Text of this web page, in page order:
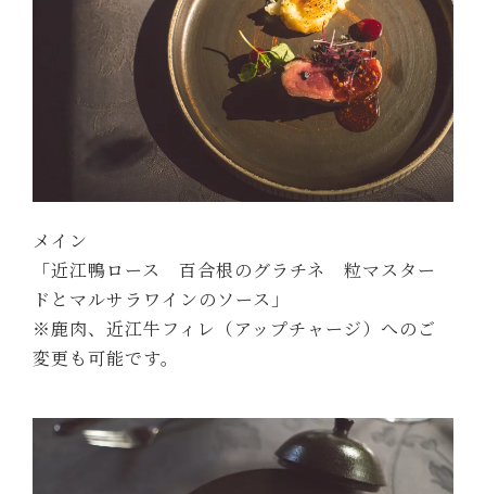
メイン
「近江鴨ロース 百合根のグラチネ 粒マスター
ドとマルサラワインのソース」
※鹿肉、近江牛フィレ（アップチャージ）へのご
変更も可能です。